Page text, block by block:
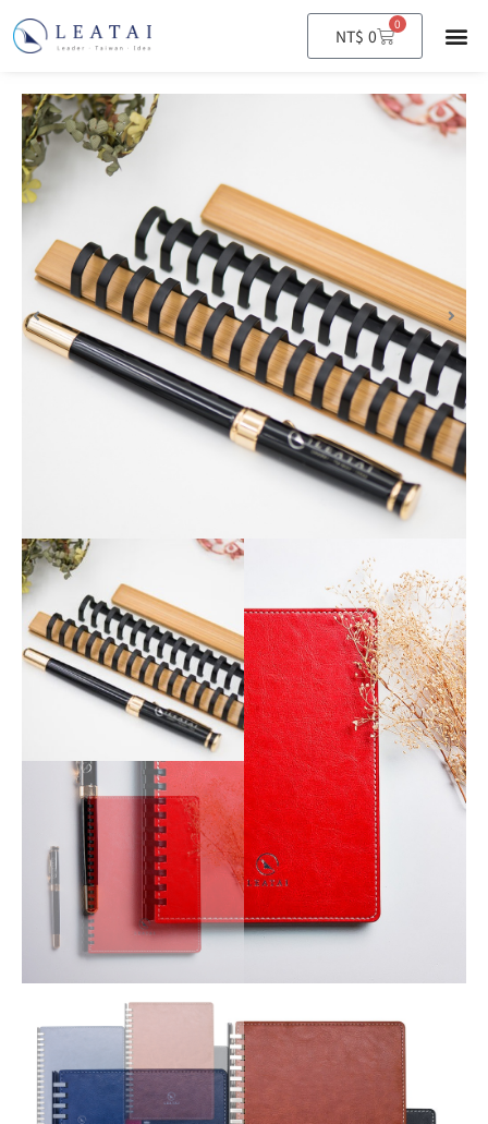
NT$ 0
0
購
物